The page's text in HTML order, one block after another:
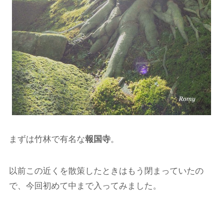
まずは竹林で有名な報国寺。
以前この近くを散策したときはもう閉まっていたの
で、今回初めて中まで入ってみました。